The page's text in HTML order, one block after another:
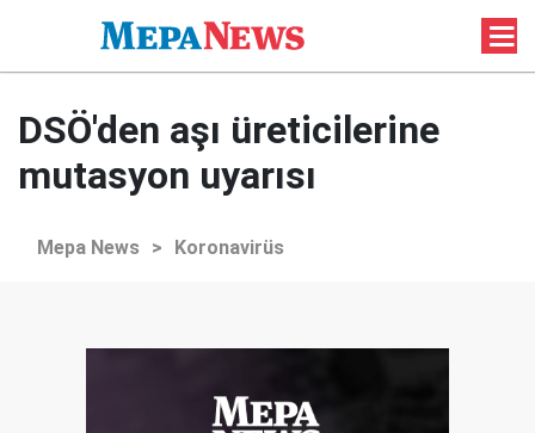
DSÖ'den aşı üreticilerine
mutasyon uyarısı
Mepa News > Koronavirüs